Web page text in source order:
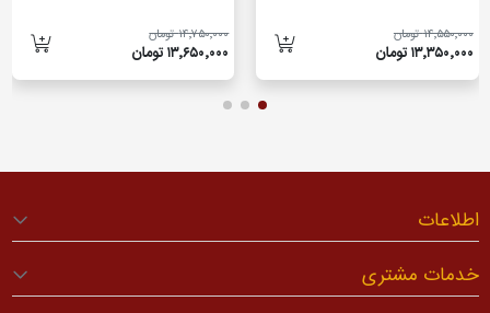
۱۴٬۵۵۰٬۰۰۰ تومان
۱۳٬۳۵۰٬۰۰۰ تومان
۱۴٬۷۵۰٬۰۰۰ تومان
۱۳٬۶۵۰٬۰۰۰ تومان
اطلاعات
خدمات مشتری